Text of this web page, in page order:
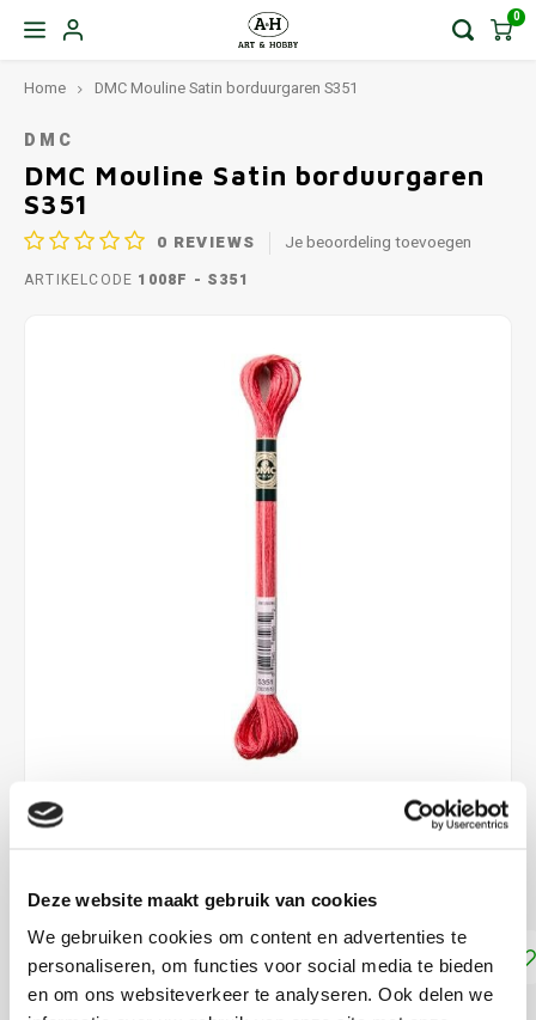
Deze website maakt gebruik van cookies
We gebruiken cookies om content en advertenties te
personaliseren, om functies voor social media te bieden
en om ons websiteverkeer te analyseren. Ook delen we
0
Home DMC Mouline Satin borduurgaren S351
DMC
DMC Mouline Satin borduurgaren
S351
0 REVIEWS Je beoordeling toevoegen
ARTIKELCODE 1008F - S351
DIRECT LEVERBAAR
Toevoegen aan winkelwagen